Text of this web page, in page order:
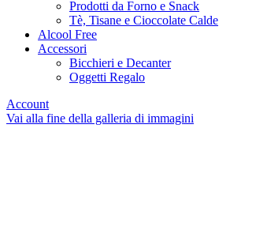
Prodotti da Forno e Snack
Tè, Tisane e Cioccolate Calde
Alcool Free
Accessori
Bicchieri e Decanter
Oggetti Regalo
Account
Vai alla fine della galleria di immagini